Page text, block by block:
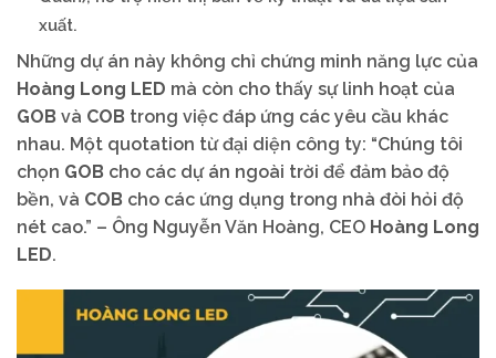
xuất.
Những dự án này không chỉ chứng minh năng lực của
Hoàng Long LED mà còn cho thấy sự linh hoạt của
GOB và COB trong việc đáp ứng các yêu cầu khác
nhau. Một quotation từ đại diện công ty: “Chúng tôi
chọn GOB cho các dự án ngoài trời để đảm bảo độ
bền, và COB cho các ứng dụng trong nhà đòi hỏi độ
nét cao.” – Ông Nguyễn Văn Hoàng, CEO Hoàng Long
LED.